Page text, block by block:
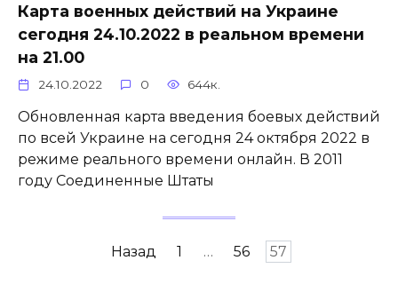
Карта военных действий на Украине
сегодня 24.10.2022 в реальном времени
на 21.00
24.10.2022 0 644к.
Обновленная карта введения боевых действий
по всей Украине на сегодня 24 октября 2022 в
режиме реального времени онлайн. В 2011
году Соединенные Штаты
Назад 1 … 56 57